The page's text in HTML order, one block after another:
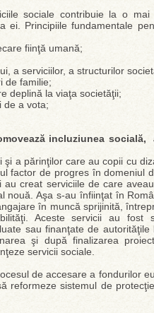
sociale contribuie la o
ei. Principiile fundamentale
fiinţă umană;
a serviciilor, a structurilor
de familie;
deplină la viaţa societăţii;
de a vota;
incluziunea
şi a părinţilor care au copii cu
factor de progres în domeniul
creat serviciile de care
nouă. Aşa s-au înfiinţat în
în muncă sprijinită,
Aceste servicii au fost
sau finanţate de
şi după finalizarea
servicii sociale.
de accesare a fondurilor
reformeze sistemul de